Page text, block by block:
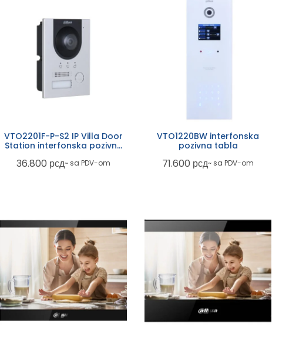
VTO2201F-P-S2 IP Villa Door
Station interfonska pozivna
36.800 рсд~ sa PDV-om
VTO1220BW interfonska
pozivna tabla
71.600 рсд~ sa PDV-om